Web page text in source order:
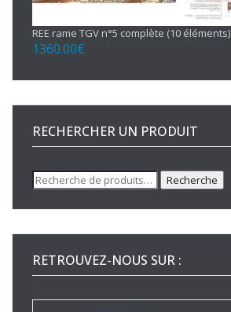
REE rame TGV n°5 complète (10 éléments)
1360.00€
RECHERCHER UN PRODUIT
Recherche
pour :
Recherche
RETROUVEZ-NOUS SUR :